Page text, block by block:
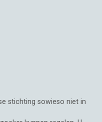
stichting sowieso niet in